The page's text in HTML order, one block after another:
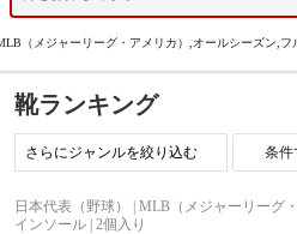
（メジャーリーグ・アメリカ）,オールシーズン,フ
靴ランキング
条件
日本代表（野球） | MLB（メジャーリーグ
インソール | 2個入り